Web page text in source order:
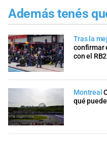
Además tenés
Tras la
confirmar
con el
Montreal
qué